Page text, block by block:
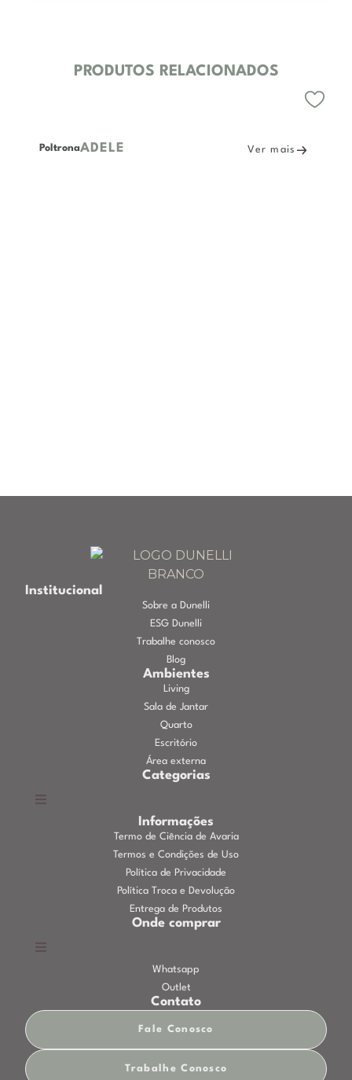
PRODUTOS RELACIONADOS
PoltronaADELE Ver mais
Institucional
Sobre a Dunelli
ESG Dunelli
Trabalhe conosco
Blog
Ambientes
Living
Sala de Jantar
Quarto
Escritório
Área externa
Categorias
Informações
Termo de Ciência de Avaria
Termos e Condições de Uso
Política de Privacidade
Política Troca e Devolução
Entrega de Produtos
Onde comprar
Whatsapp
Outlet
Contato
Fale Conosco
Trabalhe Conosco